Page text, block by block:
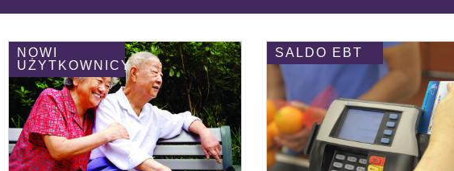
NOWI
UŻYTKOWNICY
SALDO EBT